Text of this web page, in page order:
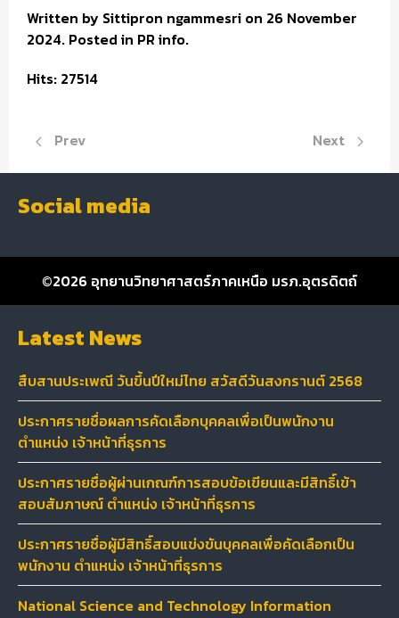
Written by Sittipron ngammesri on 26 November
2024. Posted in PR info.
Hits: 27514
Previous article: ประกาศรายชื่อผู้มีสิทธิ์สอบแข่งขันบุคคล
Prev Next article:
Next
Social media
©2026 อุทยานวิทยาศาสตร์ภาคเหนือ มรภ.อุตรดิตถ์
Latest News
สืบสานประเพณี วันขึ้นปีใหม่ไทย สวัสดีวันสงกรานต์ 2568
ประกาศรายชื่อผลการคัดเลือกบุคคลเพื่อเป็นพนักงาน
ตำแหน่ง เจ้าหน้าที่ธุรการ
ประกาศรายชื่อผู้ผ่านเกณฑ์การสอบข้อเขียนและมีสิทธิ์เข้า
สอบสัมภาษณ์ ตำแหน่ง เจ้าหน้าที่ธุรการ
ประกาศรายชื่อผู้มีสิทธิ์สอบแข่งขันบุคคลเพื่อคัดเลือกเป็น
พนักงาน ตำแหน่ง เจ้าหน้าที่ธุรการ
National Science and Technology Information